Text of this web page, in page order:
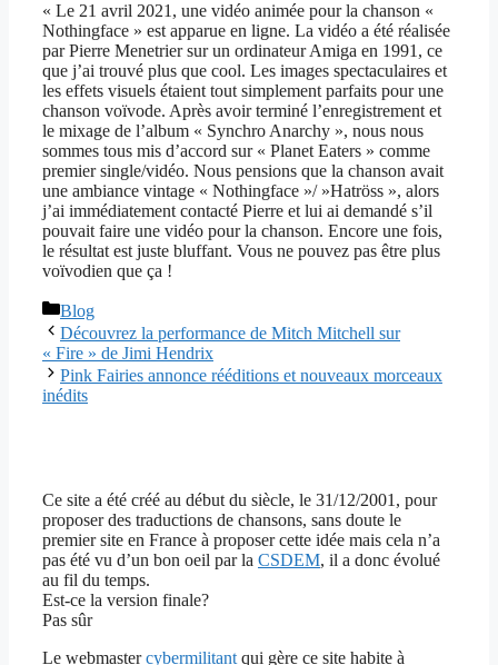
« Le 21 avril 2021, une vidéo animée pour la chanson «
Nothingface » est apparue en ligne. La vidéo a été réalisée
par Pierre Menetrier sur un ordinateur Amiga en 1991, ce
que j’ai trouvé plus que cool. Les images spectaculaires et
les effets visuels étaient tout simplement parfaits pour une
chanson voïvode. Après avoir terminé l’enregistrement et
le mixage de l’album « Synchro Anarchy », nous nous
sommes tous mis d’accord sur « Planet Eaters » comme
premier single/vidéo. Nous pensions que la chanson avait
une ambiance vintage « Nothingface »/ »Hatröss », alors
j’ai immédiatement contacté Pierre et lui ai demandé s’il
pouvait faire une vidéo pour la chanson. Encore une fois,
le résultat est juste bluffant. Vous ne pouvez pas être plus
voïvodien que ça !
Catégories
Blog
Découvrez la performance de Mitch Mitchell sur
« Fire » de Jimi Hendrix
Pink Fairies annonce rééditions et nouveaux morceaux
inédits
Ce site a été créé au début du siècle, le 31/12/2001, pour
proposer des traductions de chansons, sans doute le
premier site en France à proposer cette idée mais cela n’a
pas été vu d’un bon oeil par la CSDEM, il a donc évolué
au fil du temps.
Est-ce la version finale?
Pas sûr
Le webmastercybermilitant qui gère ce site habite à